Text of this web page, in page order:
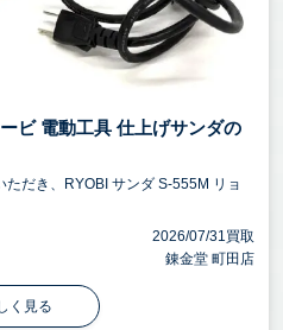
ビ 電動工具 仕上げサンダの
だき、RYOBI サンダ S-555M リョ
2026/07/31買取
錬金堂 町田店
く見る